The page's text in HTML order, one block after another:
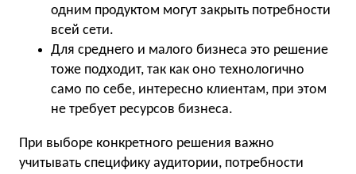
одним продуктом могут закрыть потребности
всей сети.
Для среднего и малого бизнеса это решение
тоже подходит, так как оно технологично
само по себе, интересно клиентам, при этом
не требует ресурсов бизнеса.
При выборе конкретного решения важно
учитывать специфику аудитории, потребности